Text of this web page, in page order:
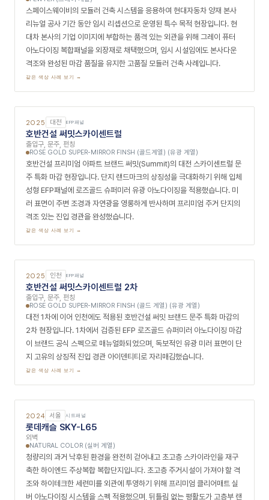
종킴스튜디오에 의한 자재 스펙 선정으로 완성된 광장동 프리미엄 아파트
브랜드 '포제스 한강' 문주 마감 현장입니다. 단지의 첫인상을 좌우하는 문
주 하부 핵심 구간에 서틀 라이트 브론즈 아노다이징 복합패널을 포인트 적
용하여, 한강 조망 하이엔드 주거 브랜드의 고급스럽고 자연 친화적인 진입
경관을 완성했습니다.
2025 경기
하남 근린생활시설 (PXG R&D CENTER)
외벽
ANOZINC I (그레이 계열)
아라건축이 설계한 하남 소재 글로벌 프리미엄 골프 브랜드 PXG R&D 센
터 파사드 현장입니다. 최고급 골프 장비 브랜드의 정밀하고 중후한 이미지
를 구현하기 위해 아노다이징 공법으로 징크(Zinc) 특유의 차갑고 정제된
그레이 톤을 재현한 아노징크(Anozinc I) 복합패널을 적용했습니다. 프리
미엄 스포츠 브랜드 연구소에 걸맞은 하이테크하고 기술 집약적인 파사드
2025 대전 복합패널
한성저축은행
외벽
CHAMPAGNE GOLD SHORTLINE BRUSH (골드 계열)
이훈정건축사사무소가 설계한 대전 소재 한성저축은행 신사옥 파사드 현장
입니다. 커튼월 유리와 아노다이징 패널이 수직으로 반복·교차되는 스트라
이프 리듬 입면 디자인을 통해 금융 기관의 신뢰감과 현대적 세련미를 동시
2025 복합패널
한일단조공업 기숙사
외벽
CLEAR MATT (실버 계열)
센건축사사무소가 설계한 충북 소재 제조업 기업 기숙사 외관 마감 현장입